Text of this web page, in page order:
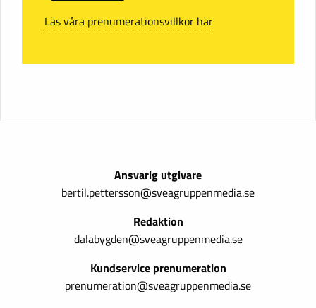
Läs våra prenumerationsvillkor här
Ansvarig utgivare
bertil.pettersson@sveagruppenmedia.se
Redaktion
dalabygden@sveagruppenmedia.se
Kundservice prenumeration
prenumeration@sveagruppenmedia.se